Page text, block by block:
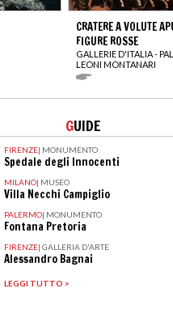
CRATERE A VOLUTE
FIGURE ROSSE
GALLERIE D'ITALIA -
LEONI MONTANARI
GUIDE
FIRENZE| MONUMENTO
Spedale degli Innocenti
MILANO| MUSEO
Villa Necchi Campiglio
PALERMO| MONUMENTO
Fontana Pretoria
FIRENZE| GALLERIA D'ARTE
Alessandro Bagnai
LEGGI TUTTO >